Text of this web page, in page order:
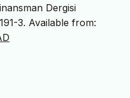
Dergisi
3. Available from: